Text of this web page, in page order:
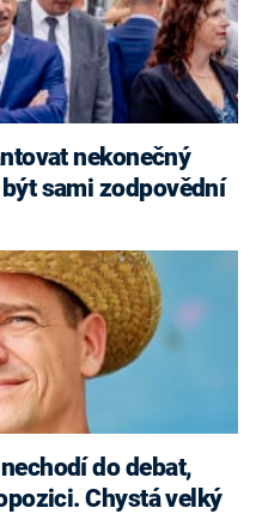
sami zodpovědní
do debat,
Chystá velký